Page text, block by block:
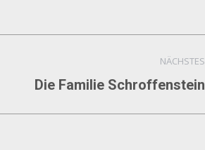
NÄCHSTES
Die Familie Schroffenstein